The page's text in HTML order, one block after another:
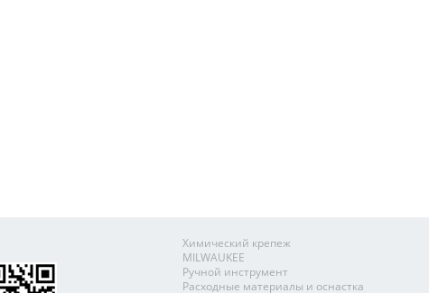
Химический крепеж
MILWAUKEE
Ручной инструмент
Расходные материалы и оснастка